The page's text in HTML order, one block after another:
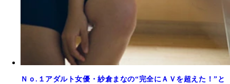
Ｎｏ.１アダルト女優・紗倉まなの“完全にＡＶを超えた！”と